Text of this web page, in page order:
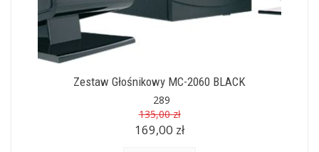
Zestaw Głośnikowy MC-2060 BLACK
289
135,00 zł
169,00 zł